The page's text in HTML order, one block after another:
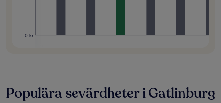
0 kr
Populära sevärdheter i Gatlinburg